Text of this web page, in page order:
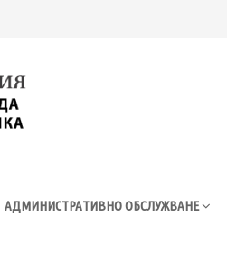
АДМИНИСТРАТИВНО ОБСЛУЖВАНЕ